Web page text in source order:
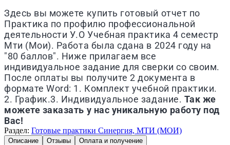
Здесь вы можете купить готовый отчет по
Практика по профилю профессиональной
деятельности У.О Учебная практика 4 семестр
Мти (Мои). Работа была сдана в 2024 году на
"80 баллов". Ниже прилагаем все
индивидуальное задание для сверки со своим.
После оплаты вы получите 2 документа в
формате Word: 1. Комплект учебной практики.
2. График.3. Индивидуальное задание. Так же
можете заказать у нас уникальную работу под
Вас!
Раздел: Готовые практики Синергия, МТИ (МОИ)
Описание Отзывы
Оплата и получение